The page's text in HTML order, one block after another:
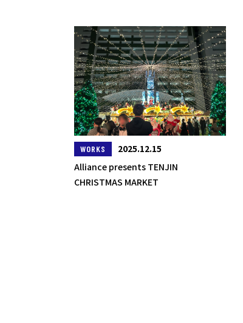
WORKS
2025.12.15
Alliance presents TENJIN
CHRISTMAS MARKET